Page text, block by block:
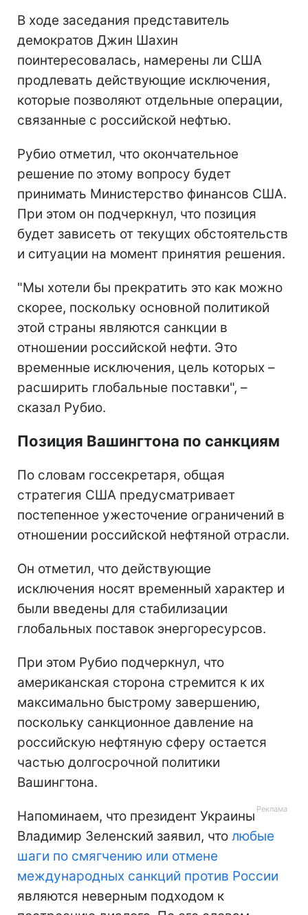
В ходе заседания представитель
демократов Джин Шахин
поинтересовалась, намерены ли США
продлевать действующие исключения,
которые позволяют отдельные операции,
связанные с российской нефтью.
Рубио отметил, что окончательное
решение по этому вопросу будет
принимать Министерство финансов США.
При этом он подчеркнул, что позиция
будет зависеть от текущих обстоятельств
и ситуации на момент принятия решения.
"Мы хотели бы прекратить это как можно
скорее, поскольку основной политикой
этой страны являются санкции в
отношении российской нефти. Это
временные исключения, цель которых –
расширить глобальные поставки", –
сказал Рубио.
Позиция Вашингтона по санкциям
По словам госсекретаря, общая
стратегия США предусматривает
постепенное ужесточение ограничений в
отношении российской нефтяной отрасли.
Он отметил, что действующие
исключения носят временный характер и
были введены для стабилизации
глобальных поставок энергоресурсов.
При этом Рубио подчеркнул, что
американская сторона стремится к их
максимально быстрому завершению,
поскольку санкционное давление на
российскую нефтяную сферу остается
частью долгосрочной политики
Вашингтона.
Напоминаем, что президент Украины
Владимир Зеленский заявил, что любые
шаги по смягчению или отмене
международных санкций против России
являются неверным подходом к